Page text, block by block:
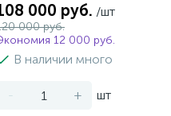
000 руб. /шт
000 руб.
12 000 руб.
В наличии много
- + шт